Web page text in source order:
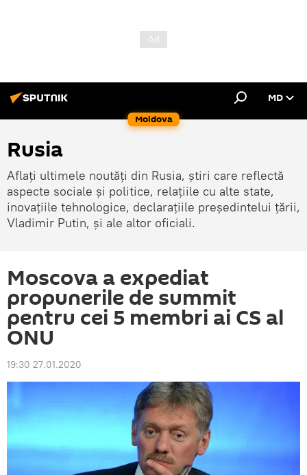
Moldova
MD
Rusia
Aflați ultimele noutăți din Rusia, știri care reflectă
aspecte sociale și politice, relațiile cu alte state,
inovațiile tehnologice, declarațiile președintelui țării,
Vladimir Putin, și ale altor oficiali.
Moscova a expediat
propunerile de summit
pentru cei 5 membri ai CS al
ONU
19:30 27.01.2020